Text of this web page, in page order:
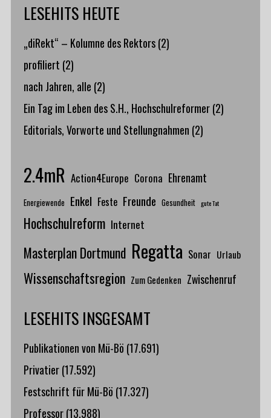
LESEHITS HEUTE
„diRekt“ – Kolumne des Rektors (2)
profiliert (2)
nach Jahren, alle (2)
Ein Tag im Leben des S.H., Hochschulreformer (2)
Editorials, Vorworte und Stellungnahmen (2)
2.4mR Action4Europe Corona Ehrenamt
Energiewende Enkel Feste Freunde Gesundheit gute Tat
Hochschulreform Internet
Masterplan Dortmund Regatta Sonar Urlaub
Wissenschaftsregion Zum Gedenken Zwischenruf
LESEHITS INSGESAMT
Publikationen von Mü-Bö (17.691)
Privatier (17.592)
Festschrift für Mü-Bö (17.327)
Professor (13.988)